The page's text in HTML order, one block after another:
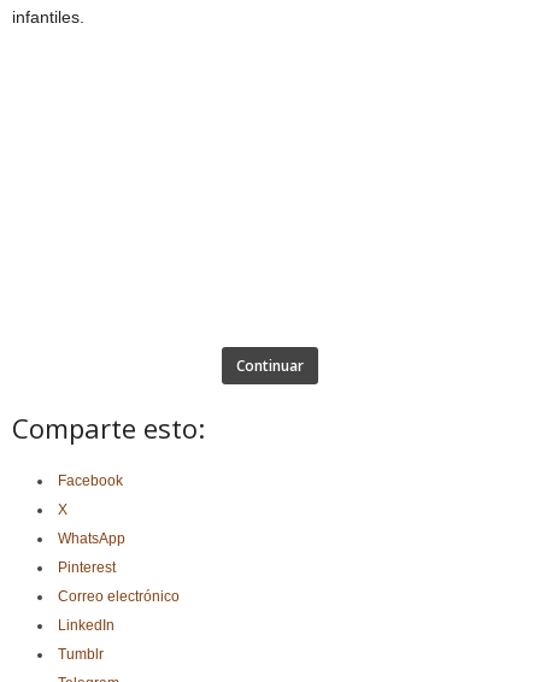
infantiles.
Continuar
Comparte esto:
Facebook
X
WhatsApp
Pinterest
Correo electrónico
LinkedIn
Tumblr